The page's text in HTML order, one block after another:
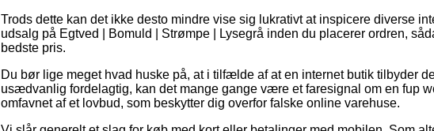
Trods dette kan det ikke desto mindre vise sig lukrativt at inspicere diverse
udsalg på Egtved | Bomuld | Strømpe | Lysegrå inden du placerer ordren,
bedste pris.
Du bør lige meget hvad huske på, at i tilfælde af at en internet butik tilbyder
usædvanlig fordelagtig, kan det mange gange være et faresignal om en fup
omfavnet af et lovbud, som beskytter dig overfor falske online varehuse.